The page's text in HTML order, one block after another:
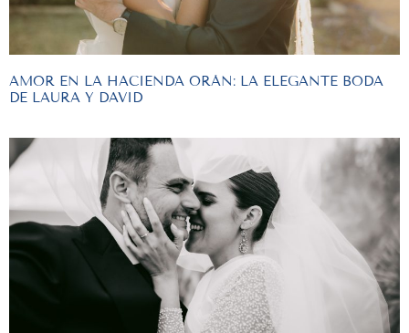
AMOR EN LA HACIENDA ORÁN: LA ELEGANTE BODA
DE LAURA Y DAVID